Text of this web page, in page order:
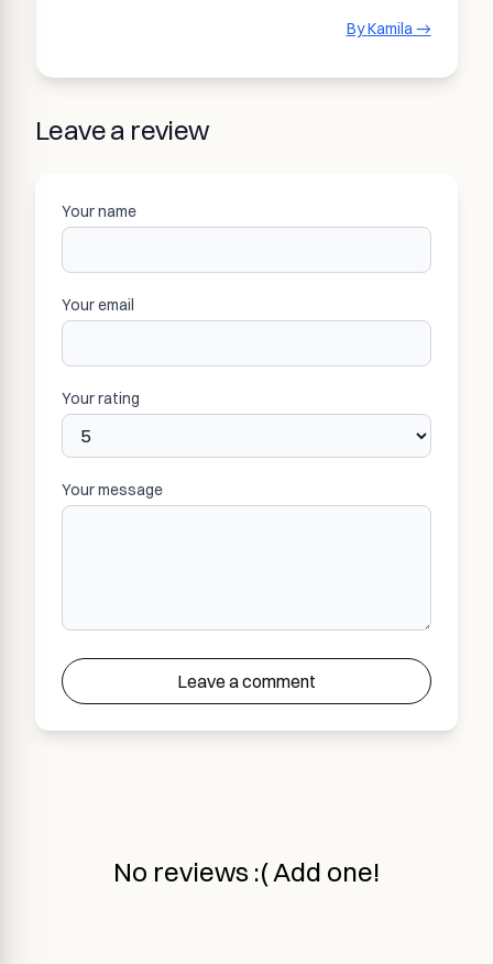
ByKamila →
Leave a review
Your name
Your email
Your rating
Your message
Leave a comment
No reviews :( Add one!